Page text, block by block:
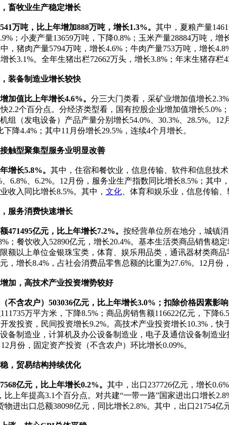
畜牧业生产稳定增长
万吨，比上年增加888万吨，增长1.3%。 其中，夏粮产量
；小麦产量13659万吨，下降0.8%；玉米产量28884万吨，
，猪肉产量5794万吨，增长4.6%；牛肉产量753万吨，增长
长3.1%。全年生猪出栏72662万头，增长3.8%；年末生猪存栏
装备制造业增长较快
加值比上年增长4.6%。 分三大门类看，采矿业增加值增长
2.2个百分点。分经济类型看，国有控股企业增加值增长
组（发电设备）产品产量分别增长54.0%、30.3%、28.5%。
降4.4%；其中11月份增长29.5%，连续4个月增长。
触型聚集型服务业明显改善
增长5.8%。 其中，住宿和餐饮业，信息传输、软件和信息技
、6.8%、6.2%。12月份，服务业生产指数同比增长8.5%；其
收入同比增长8.5%。其中， 文化、体育和娱乐业，信息传输、
服务消费快速增长
471495亿元，比上年增长7.2%。 按经营单位所在地分，城镇消
；餐饮收入52890亿元，增长20.4%。基本生活类商品销售
额以上单位金银珠宝类，体育、娱乐用品类，通讯器材类商
，增长8.4%，占社会消费品零售总额的比重为27.6%。12月
加，高技术产业投资增势较好
不含农户）503036亿元，比上年增长3.0%；扣除价格因素影响
万平方米，下降8.5%；商品房销售额116622亿元，下
发投资，民间投资增长9.2%。高技术产业投资增长10.3%，
备制造业，计算机及办公设备制造业，电子及通信设备制造
月份，固定资产投资（不含农户）环比增长0.09%。
，贸易结构持续优化
亿元，比上年增长0.2%。 其中，出口237726亿元，增长
比上年提高3.1个百分点。对共建“一带一路”国家进出口增长
物进出口总额38098亿元，同比增长2.8%。其中，出口21754亿